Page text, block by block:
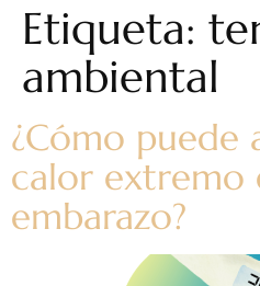
Etiqueta:
ambiental
¿Cómo puede
calor extremo
embarazo?